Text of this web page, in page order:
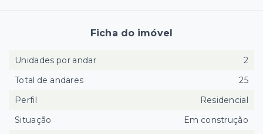
Ficha do imóvel
Unidades por andar
2
Total de andares
25
Perfil
Residencial
Situação
Em construção